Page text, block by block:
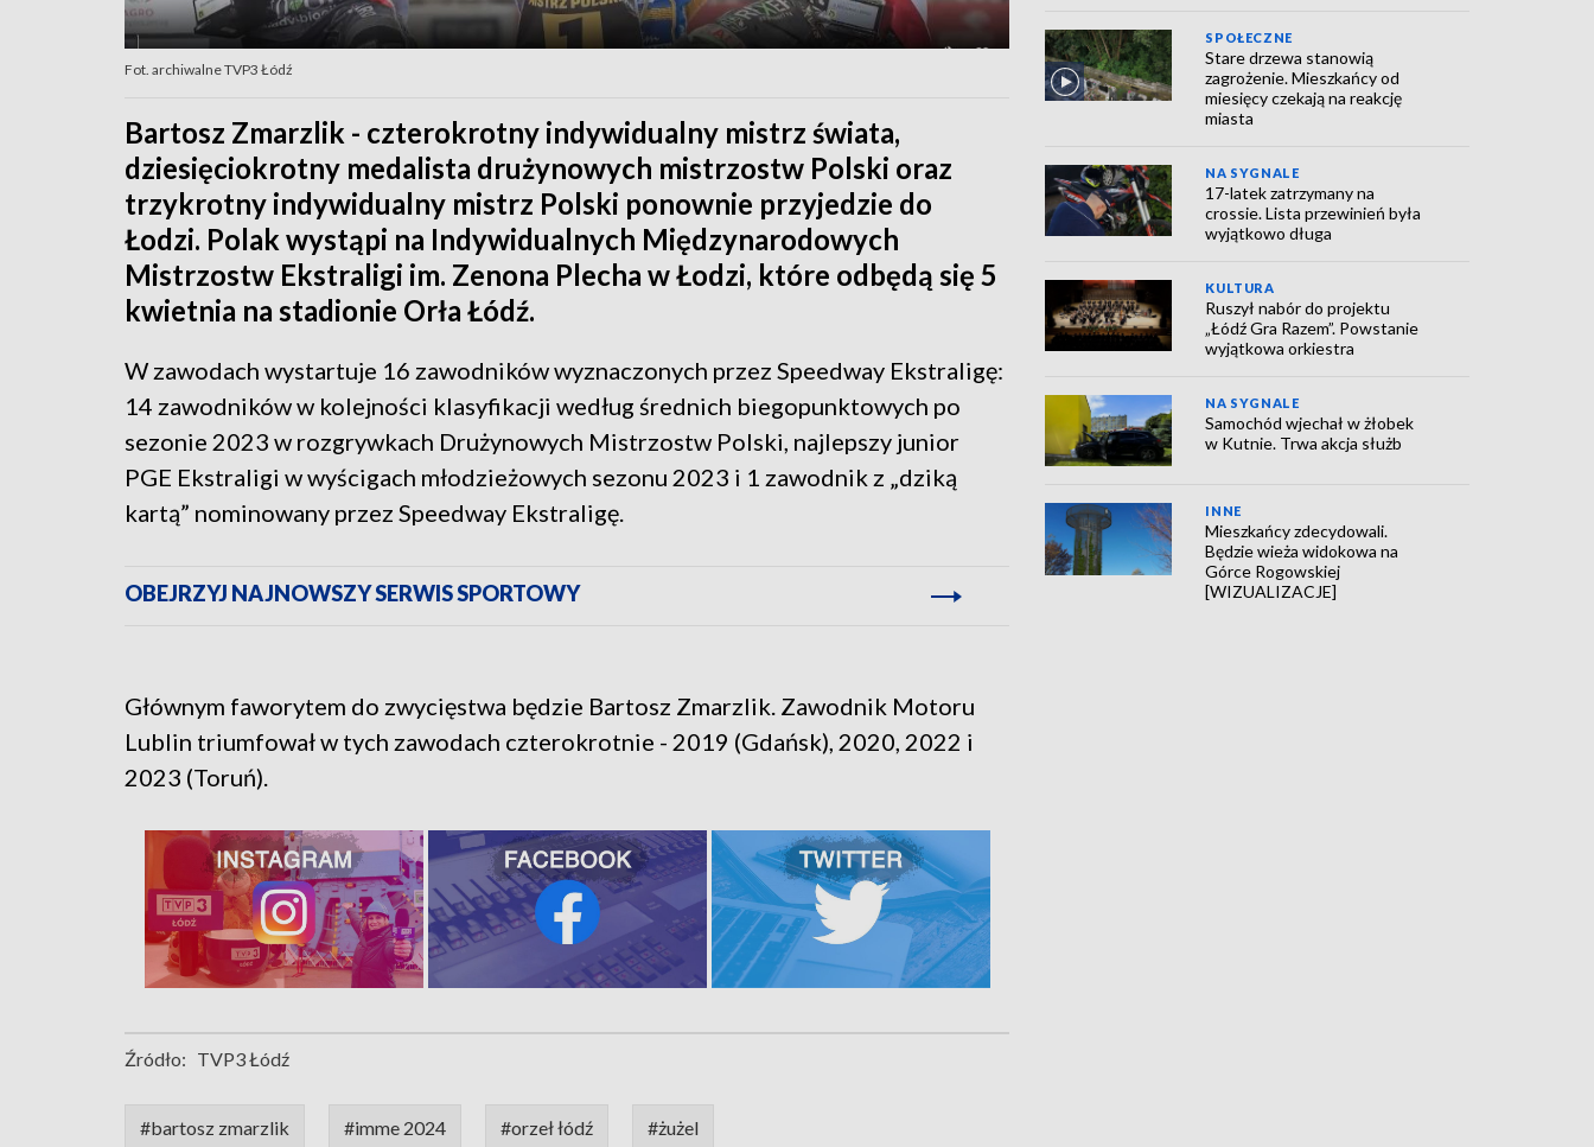
Fot. archiwalne TVP3 Łódź
Bartosz Zmarzlik - czterokrotny indywidualny mistrz świata,
dziesięciokrotny medalista drużynowych mistrzostw Polski oraz
trzykrotny indywidualny mistrz Polski ponownie przyjedzie do
Łodzi. Polak wystąpi na Indywidualnych Międzynarodowych
Mistrzostw Ekstraligi im. Zenona Plecha w Łodzi, które odbędą się 5
kwietnia na stadionie Orła Łódź.
W zawodach wystartuje 16 zawodników wyznaczonych przez Speedway Ekstraligę:
14 zawodników w kolejności klasyfikacji według średnich biegopunktowych po
sezonie 2023 w rozgrywkach Drużynowych Mistrzostw Polski, najlepszy junior
PGE Ekstraligi w wyścigach młodzieżowych sezonu 2023 i 1 zawodnik z „dziką
kartą” nominowany przez Speedway Ekstraligę.
OBEJRZYJ NAJNOWSZY SERWIS SPORTOWY
Głównym faworytem do zwycięstwa będzie Bartosz Zmarzlik. Zawodnik Motoru
Lublin triumfował w tych zawodach czterokrotnie - 2019 (Gdańsk), 2020, 2022 i
2023 (Toruń).
Źródło: TVP3 Łódź
#bartosz zmarzlik #imme 2024 #orzeł łódź #żużel
SPOŁECZNE
Stare drzewa stanowią
zagrożenie. Mieszkańcy od
miesięcy czekają na reakcję
miasta
NA SYGNALE
17-latek zatrzymany na
crossie. Lista przewinień była
wyjątkowo długa
KULTURA
Ruszył nabór do projektu
„Łódź Gra Razem”. Powstanie
wyjątkowa orkiestra
NA SYGNALE
Samochód wjechał w żłobek
w Kutnie. Trwa akcja służb
INNE
Mieszkańcy zdecydowali.
Będzie wieża widokowa na
Górce Rogowskiej
[WIZUALIZACJE]